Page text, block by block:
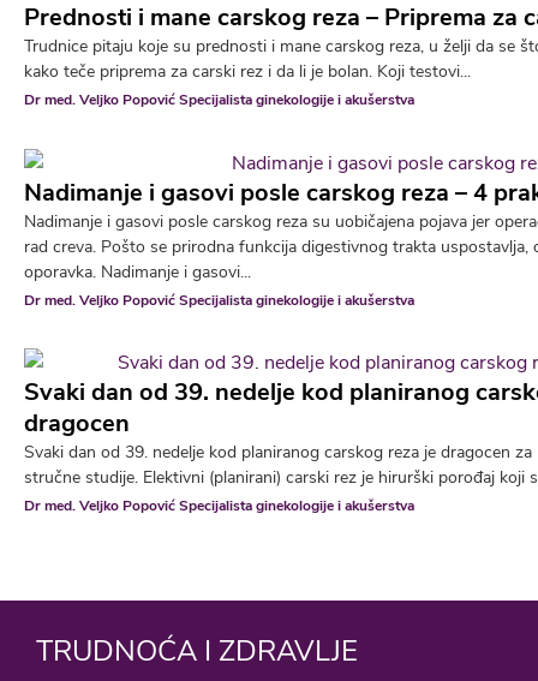
Prednosti i mane carskog reza – Priprema za
Trudnice pitaju koje su prednosti i mane carskog reza, u želji da se
kako teče priprema za carski rez i da li je bolan. Koji testovi...
Dr med. Veljko Popović Specijalista ginekologije i akušerstva
Nadimanje i gasovi posle carskog reza – 4
Nadimanje i gasovi posle carskog reza su uobičajena pojava jer
rad creva. Pošto se prirodna funkcija digestivnog trakta uspostavlja,
oporavka. Nadimanje i gasovi...
Dr med. Veljko Popović Specijalista ginekologije i akušerstva
Svaki dan od 39. nedelje kod planiranog
dragocen
Svaki dan od 39. nedelje kod planiranog carskog reza je dragocen
stručne studije. Elektivni (planirani) carski rez je hirurški porođaj koji
Dr med. Veljko Popović Specijalista ginekologije i akušerstva
TRUDNOĆA I ZDRAVLJE